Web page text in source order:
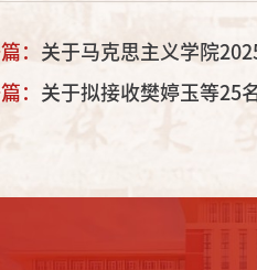
： 关于马克思主义学院
： 关于拟接收樊婷玉等25